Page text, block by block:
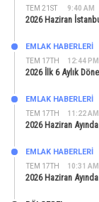
TEM 21ST 9:40 AM
2026 Haziran
TEM 17TH 12:44 PM
EMLAK HABERLERI
2026 İlk 6 Aylık
TEM 17TH 11:22 AM
EMLAK HABERLERI
2026 Haziran
TEM 17TH 10:31 AM
EMLAK HABERLERI
2026 Haziran